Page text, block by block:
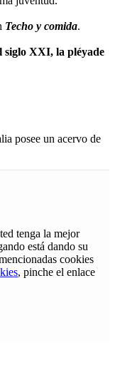
Techo y comida.
siglo XXI, la pléyade
posee un acervo de
tenga la mejor
está dando su
cookies
, pinche el enlace